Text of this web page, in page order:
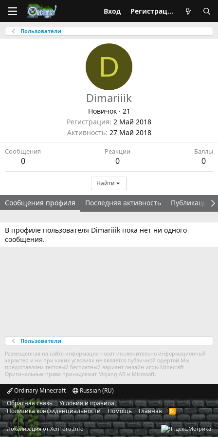
Вход Регистрация
Пользователи
D
Dimariiik
Новичок · 21
Регистрация 2 Май 2018
Активность 27 Май 2018
Сообщения
0
Реакции
0
Баллы
0
Найти
Сообщения профиля Последняя активность Публикации
В профиле пользователя Dimariiik пока нет ни одного
сообщения.
Пользователи
Размещенная на сайте информация носит исключительно информационный
характер и ни при каких условиях не является публичной офертой.Мы
предоставляем тестовый бесплатный вариант онлайн-игры Minecraft.
Оригинальные права принадлежат Mojang AB и Microsoft.
Ordinary Minecraft
Russian (RU)
Обратная связь
Условия и правила
Политика конфиденциальности
Помощь Главная
R
S
S
Локализация отXenForo.Info